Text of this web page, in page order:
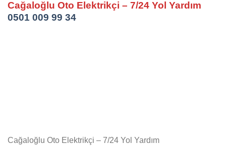
Cağaloğlu Oto Elektrikçi – 7/24 Yol Yardım
0501 009 99 34
Cağaloğlu Oto Elektrikçi – 7/24 Yol Yardım